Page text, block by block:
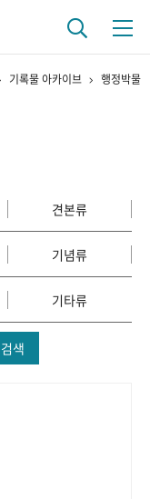
연구자들
영상 기록물
기록물 아카이브 행정박물
견본류
기념류
기타류
검색